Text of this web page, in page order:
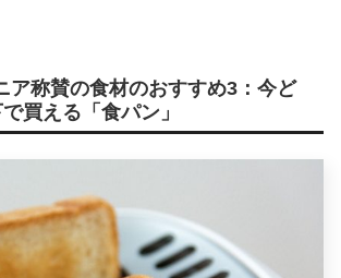
ア称賛の食材のおすすめ3：今ど
買える「食パン」